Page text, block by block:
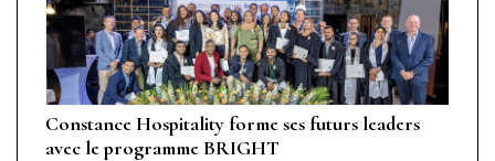
Constance Hospitality forme ses futurs leaders
avec le programme BRIGHT